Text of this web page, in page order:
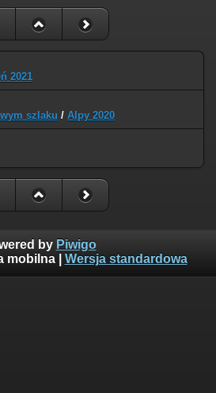
2021
szlaku / Alpy 2020
by Piwigo
mobilna| Wersja standardowa